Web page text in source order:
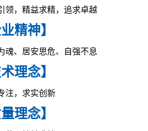
领，精益求精，追求卓越
业精神】
魂、居安思危、自强不息
术理念】
注，求实创新
量理念】